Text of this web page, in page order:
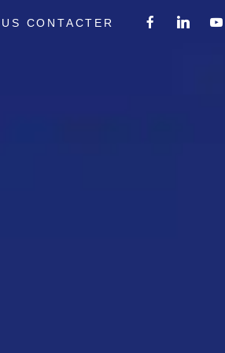
CONTACTER